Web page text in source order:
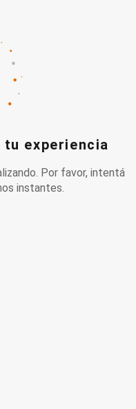
tu experiencia
Por favor, intentá
instantes.